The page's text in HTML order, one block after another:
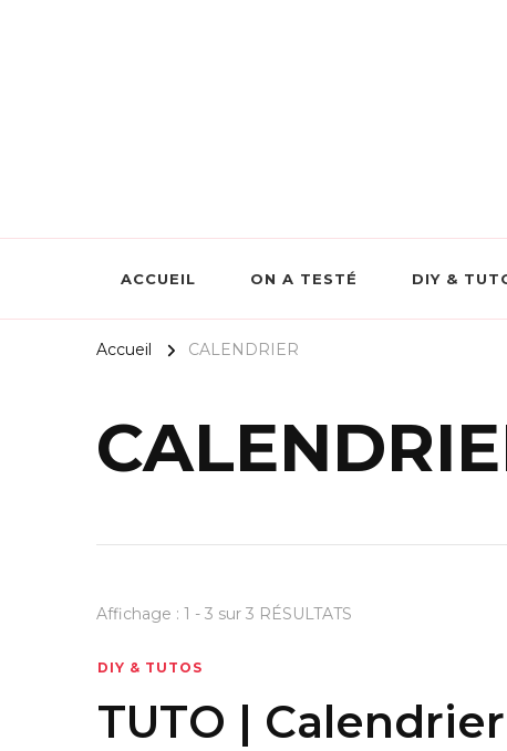
ACCUEIL ON A TESTÉ DIY &
Accueil CALENDRIER
Affichage : 1 - 3 sur 3 RÉSULTATS
DIY & TUTOS
TUTO |